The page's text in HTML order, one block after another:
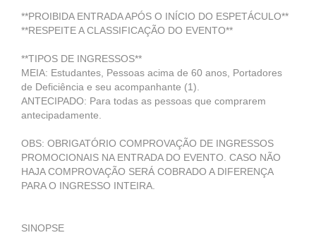
**PROIBIDA ENTRADA APÓS O INÍCIO DO ESPETÁCULO**
**RESPEITE A CLASSIFICAÇÃO DO EVENTO**
**TIPOS DE INGRESSOS**
MEIA: Estudantes, Pessoas acima de 60 anos, Portadores
de Deficiência e seu acompanhante (1).
ANTECIPADO: Para todas as pessoas que comprarem
antecipadamente.
OBS: OBRIGATÓRIO COMPROVAÇÃO DE INGRESSOS
PROMOCIONAIS NA ENTRADA DO EVENTO. CASO NÃO
HAJA COMPROVAÇÃO SERÁ COBRADO A DIFERENÇA
PARA O INGRESSO INTEIRA.
SINOPSE